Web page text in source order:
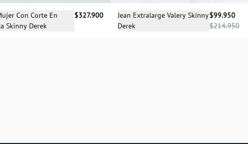
Selecciona una talla
06 08 10
Con Corte En
Skinny Derek
$327.900 Selecciona una talla
Jean Extralarge Valery Skinny
Derek
$99.950
$214.950